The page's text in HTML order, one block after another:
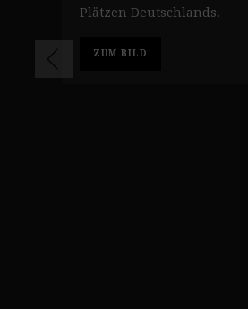
Plätzen Deutschlands.
ZUM BILD